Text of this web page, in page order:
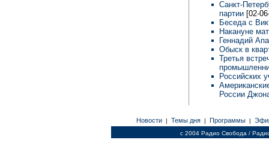
Санкт-
партии [02-
Беседа с
Накануне
Геннадий
Обыск в
Третья
Российских
России
Новости | Темы дня | Программы |
c 2004 Радио Свобода /